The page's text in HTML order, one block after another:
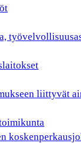
liittyvät